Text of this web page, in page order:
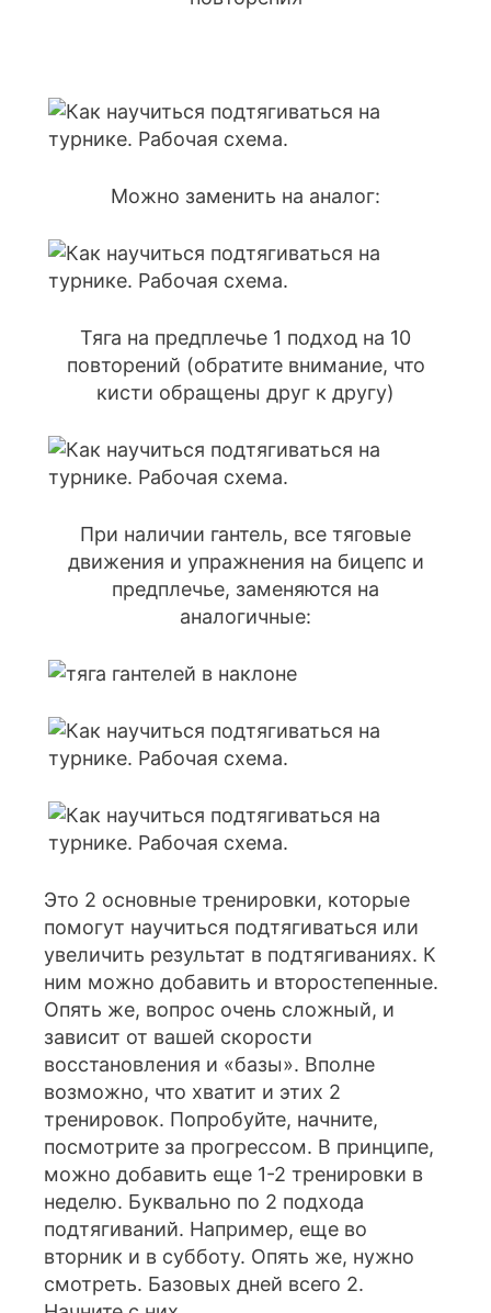
Можно заменить на аналог:
Тяга на предплечье 1 подход на 10
повторений (обратите внимание, что
кисти обращены друг к другу)
При наличии гантель, все тяговые
движения и упражнения на бицепс и
предплечье, заменяются на
аналогичные:
Это 2 основные тренировки, которые
помогут научиться подтягиваться или
увеличить результат в подтягиваниях. К
ним можно добавить и второстепенные.
Опять же, вопрос очень сложный, и
зависит от вашей скорости
восстановления и «базы». Вполне
возможно, что хватит и этих 2
тренировок. Попробуйте, начните,
посмотрите за прогрессом. В принципе,
можно добавить еще 1-2 тренировки в
неделю. Буквально по 2 подхода
подтягиваний. Например, еще во
вторник и в субботу. Опять же, нужно
смотреть. Базовых дней всего 2.